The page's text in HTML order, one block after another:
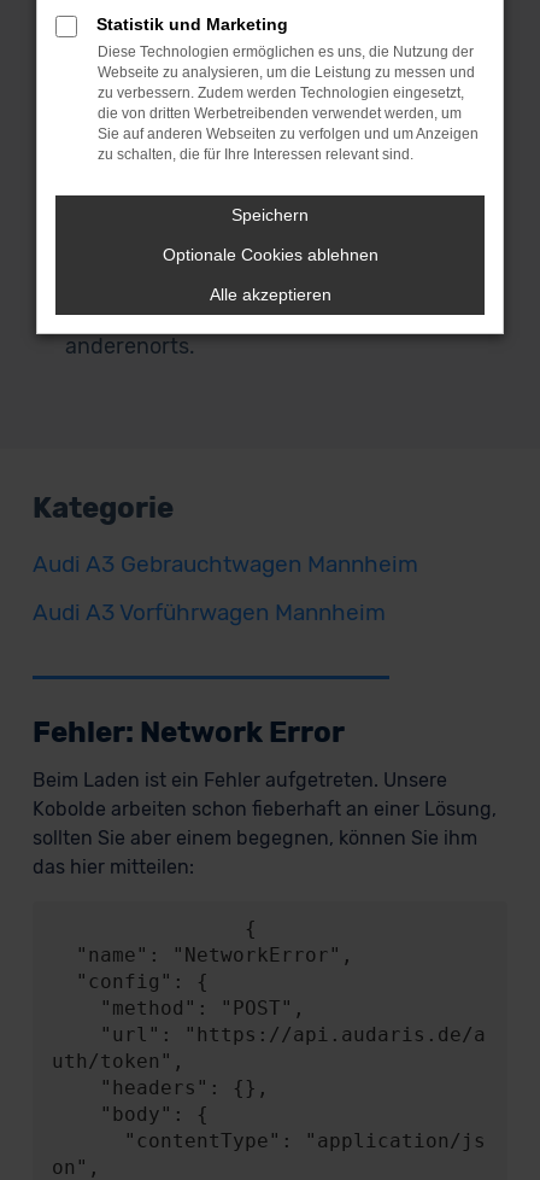
und du durchweg scheckheftgepflegte
Autos erhältst. Wir sprechen dabei von
Fahrzeuge für den einheimischen Markt
und ausdrücklich nicht von EU-
Importen. Auch, wenn du in Mannheim
zuhause bist und nicht zu uns nach
Garching bei München kommen
möchtest, bist du herzlich willkommen.
Unser Lieferdienst macht es möglich
und stellt dir dein Fahrzeug direkt vor
deine Haustür – ob in Mannheim oder
anderenorts.
Kategorie
Audi A3 Gebrauchtwagen Mannheim
Audi A3 Vorführwagen Mannheim
Fehler: Network Error
Beim Laden ist ein Fehler aufgetreten. Unsere
Kobolde arbeiten schon fieberhaft an einer Lösung,
sollten Sie aber einem begegnen, können Sie ihm
das hier mitteilen:
uth/token",
on",
Statistik und Marketing
Diese Technologien ermöglichen es uns, die Nutzung der
Webseite zu analysieren, um die Leistung zu messen und
zu verbessern. Zudem werden Technologien eingesetzt,
die von dritten Werbetreibenden verwendet werden, um
Sie auf anderen Webseiten zu verfolgen und um Anzeigen
zu schalten, die für Ihre Interessen relevant sind.
Speichern
Optionale Cookies ablehnen
Alle akzeptieren